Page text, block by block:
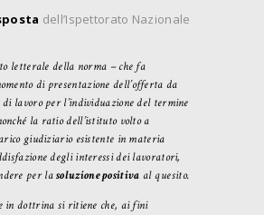
dell’Ispettorato Nazionale
letterale della norma – che fa
di presentazione dell’offerta da
lavoro per l’individuazione del termine
la ratio dell’istituto volto a
giudiziario esistente in materia
degli interessi dei lavoratori,
per lasoluzione positiva al quesito.
in dottrina si ritiene che, ai fini